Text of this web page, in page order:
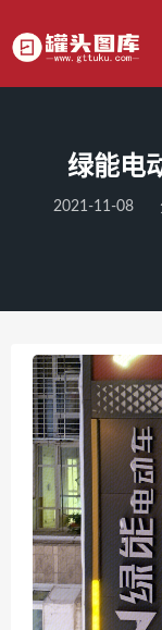
绿能电
2021-11-08